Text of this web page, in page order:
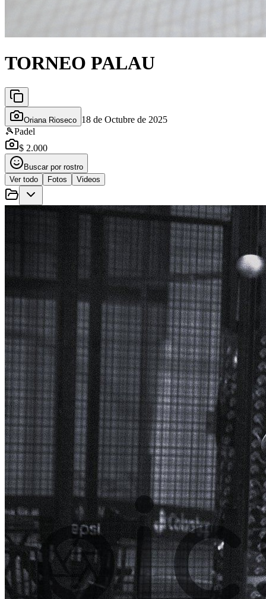
TORNEO PALAU
Oriana Rioseco 18 de Octubre de 2025
🎾Padel
$ 2.000
Buscar por rostro
Ver todo
Fotos Videos